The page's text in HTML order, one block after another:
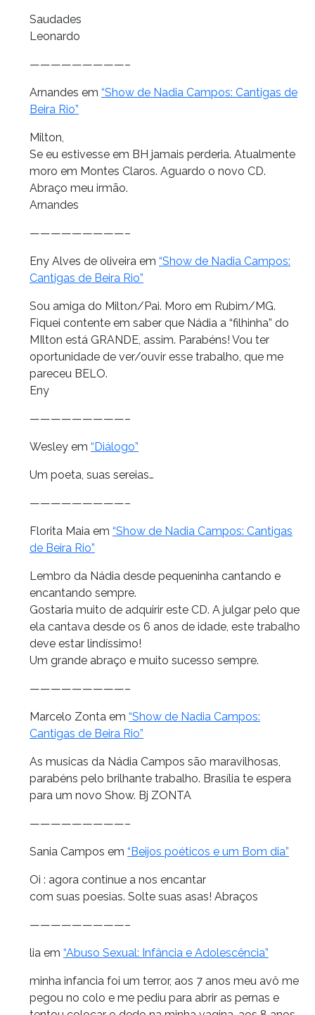
Saudades
Leonardo
—————————–
Arnandes em “Show de Nadia Campos: Cantigas de
Beira Rio”
Milton,
Se eu estivesse em BH jamais perderia. Atualmente
moro em Montes Claros. Aguardo o novo CD.
Abraço meu irmão.
Arnandes
—————————–
Eny Alves de oliveira em “Show de Nadia Campos:
Cantigas de Beira Rio”
Sou amiga do Milton/Pai. Moro em Rubim/MG.
Fiquei contente em saber que Nádia a “filhinha” do
MIlton está GRANDE, assim. Parabéns! Vou ter
oportunidade de ver/ouvir esse trabalho, que me
pareceu BELO.
Eny
—————————–
Wesley em “Diálogo”
Um poeta, suas sereias…
—————————–
Florita Maia em “Show de Nadia Campos: Cantigas
de Beira Rio”
Lembro da Nádia desde pequeninha cantando e
encantando sempre.
Gostaria muito de adquirir este CD. A julgar pelo que
ela cantava desde os 6 anos de idade, este trabalho
deve estar lindíssimo!
Um grande abraço e muito sucesso sempre.
—————————–
Marcelo Zonta em “Show de Nadia Campos:
Cantigas de Beira Rio”
As musicas da Nádia Campos são maravilhosas,
parabéns pelo brilhante trabalho. Brasília te espera
para um novo Show. Bj ZONTA
—————————–
Sania Campos em “Beijos poéticos e um Bom dia”
Oi : agora continue a nos encantar
com suas poesias. Solte suas asas! Abraços
—————————–
lia em “Abuso Sexual: Infância e Adolescência”
minha infancia foi um terror, aos 7 anos meu avô me
pegou no colo e me pediu para abrir as pernas e